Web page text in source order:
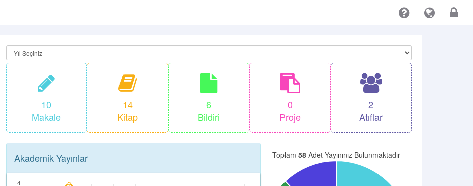
10
Makale
14
Kitap
6
Bildiri
0
Proje
2
Atıflar
Akademik Yayınlar Toplam 58Adet Yayınınız Bulunmaktadır